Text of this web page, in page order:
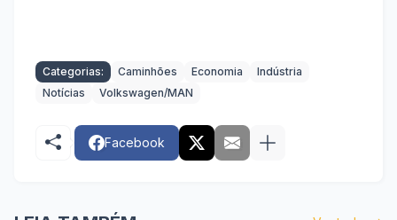
Categorias: Caminhões Economia
Indústria
Notícias
Volkswagen/MAN
Facebook